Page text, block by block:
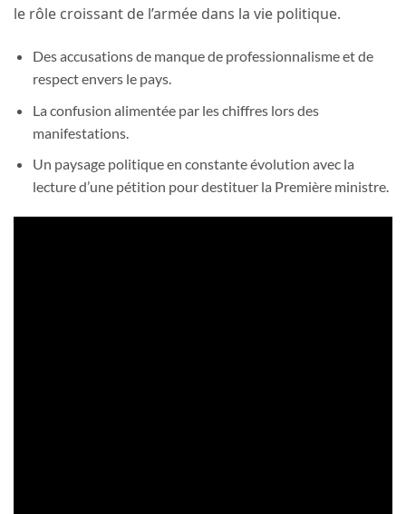
le rôle croissant de l’armée dans la vie politique.
Des accusations de manque de professionnalisme et de
respect envers le pays.
La confusion alimentée par les chiffres lors des
manifestations.
Un paysage politique en constante évolution avec la
lecture d’une pétition pour destituer la Première ministre.